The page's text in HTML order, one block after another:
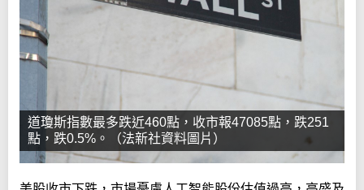
道瓊斯指數最多跌近460點，收市報47085點，跌251
點，跌0.5%。（法新社資料圖片）